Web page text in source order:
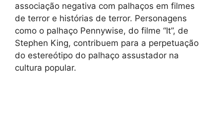
associação negativa com palhaços em filmes
de terror e histórias de terror. Personagens
como o palhaço Pennywise, do filme “It”, de
Stephen King, contribuem para a perpetuação
do estereótipo do palhaço assustador na
cultura popular.